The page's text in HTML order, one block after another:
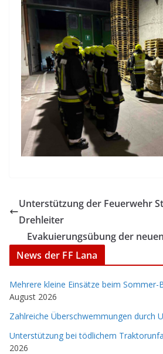
Unterstützung der Feuerwehr
Drehleiter
Evakuierungsübung der
News der FF Lana
Mehrere kleine Einsätze beim
August 2026
Zahlreiche Überschwemmungen durch
Unterstützung bei tödlichem
2026